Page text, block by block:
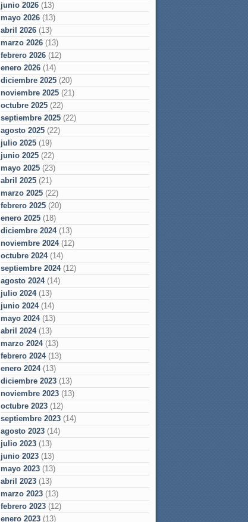
junio 2026 (13)
mayo 2026 (13)
abril 2026 (13)
marzo 2026 (13)
febrero 2026 (12)
enero 2026 (14)
diciembre 2025 (20)
noviembre 2025 (21)
octubre 2025 (22)
septiembre 2025 (22)
agosto 2025 (22)
julio 2025 (19)
junio 2025 (22)
mayo 2025 (23)
abril 2025 (21)
marzo 2025 (22)
febrero 2025 (20)
enero 2025 (18)
diciembre 2024(13)
noviembre 2024(12)
octubre 2024(14)
septiembre 2024(12)
agosto 2024(14)
julio 2024(13)
junio 2024(14)
mayo 2024(13)
abril 2024(13)
marzo 2024(13)
febrero 2024(13)
enero 2024(13)
diciembre 2023 (13)
noviembre 2023 (13)
octubre 2023 (12)
septiembre 2023 (14)
agosto 2023 (14)
julio 2023 (13)
junio 2023 (13)
mayo 2023 (13)
abril 2023 (13)
marzo 2023 (13)
febrero 2023 (12)
enero 2023 (13)